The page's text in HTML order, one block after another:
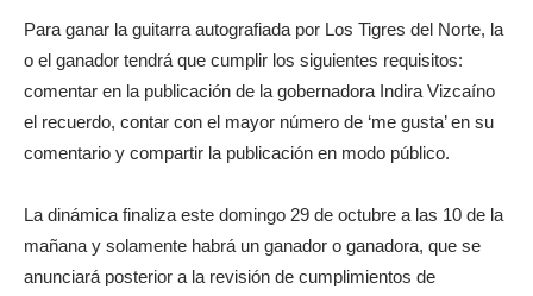
Para ganar la guitarra autografiada por Los Tigres del Norte, la
o el ganador tendrá que cumplir los siguientes requisitos:
comentar en la publicación de la gobernadora Indira Vizcaíno
el recuerdo, contar con el mayor número de ‘me gusta’ en su
comentario y compartir la publicación en modo público.
La dinámica finaliza este domingo 29 de octubre a las 10 de la
mañana y solamente habrá un ganador o ganadora, que se
anunciará posterior a la revisión de cumplimientos de